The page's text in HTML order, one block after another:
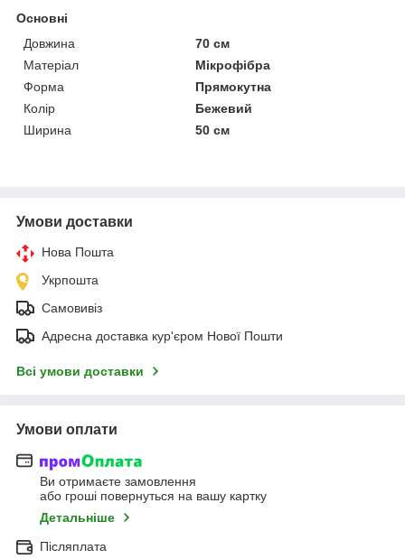
Основні
Довжина
70 см
Матеріал
Мікрофібра
Форма
Прямокутна
Колір
Бежевий
Ширина
50 см
Умови доставки
Нова Пошта
Укрпошта
Самовивіз
Адресна доставка кур'єром Нової Пошти
Всі умови доставки
Умови оплати
Ви отримаєте замовлення
або гроші повернуться на вашу картку
Детальніше
Післяплата